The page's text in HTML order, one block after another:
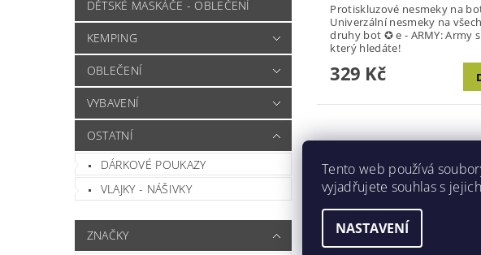
DĚTSKÉ MASKÁČE - OBLEČENÍ
KEMPING
OBLEČENÍ
VYBAVENÍ
OSTATNÍ
DÁRKOVÉ POUKAZY
VLAJKY - NÁŠIVKY
ZNAČKY
Protiskluzové nesmeky na
Univerzální nesmeky na
druhy bot ✪ e - ARMY: Army
který hledáte!
329 Kč
Tento web používá
vyjadřujete souhlas s
NASTAVENÍ